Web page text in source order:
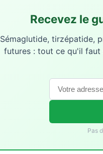
Recevez le
Sémaglutide, tirzépatide,
futures : tout ce qu'il
Pas